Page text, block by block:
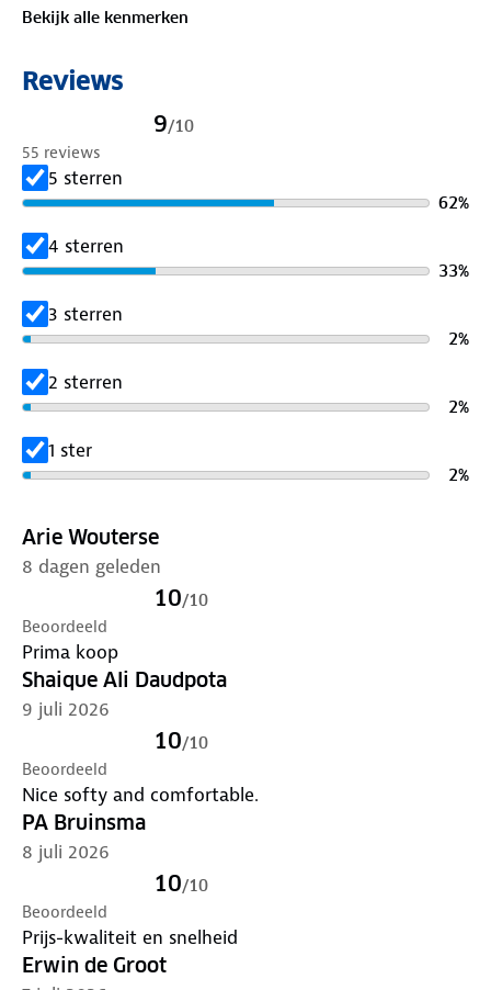
Bekijk alle kenmerken
Reviews
9/10
55 reviews
5 sterren
62%
4 sterren
33%
3 sterren
2%
2 sterren
2%
1 ster
2%
Arie Wouterse
8 dagen geleden
10/10
Beoordeeld
Prima koop
Shaique Ali Daudpota
9 juli 2026
10/10
Beoordeeld
Nice softy and comfortable.
PA Bruinsma
8 juli 2026
10/10
Beoordeeld
Prijs-kwaliteit en snelheid
Erwin de Groot